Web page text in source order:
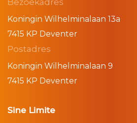
Koningin Wilhelminalaan 13a
7415 KP Deventer
Postadres
Koningin Wilhelminalaan 9
7415 KP Deventer
Sine Limite